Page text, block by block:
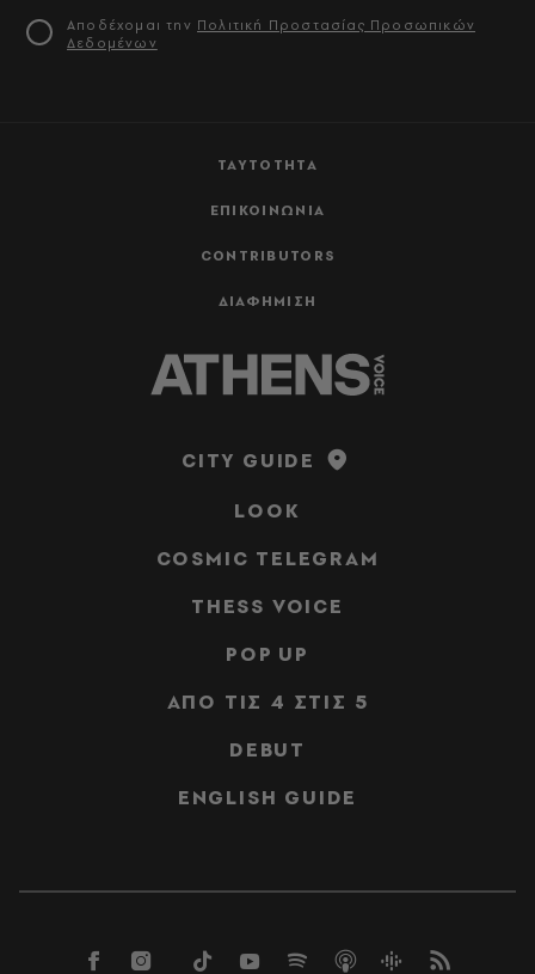
ΤΑΥΤΟΤΗΤΑ
ΕΠΙΚΟΙΝΩΝΙΑ
CONTRIBUTORS
ΔΙΑΦΗΜΙΣΗ
Αποδέχομαι την Πολιτική Προστασίας Προσωπικών
Δεδομένων
CITY GUIDE
LOOK
COSMIC TELEGRAM
THESS VOICE
POP UP
ΑΠΟ ΤΙΣ 4 ΣΤΙΣ 5
DEBUT
ENGLISH GUIDE